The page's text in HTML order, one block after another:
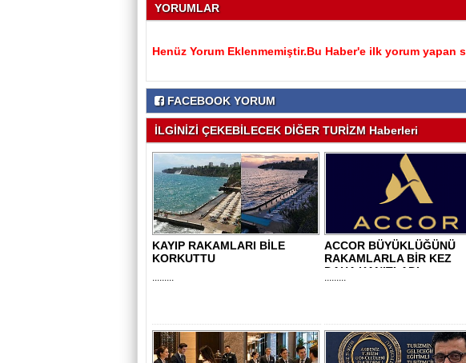
YORUMLAR
Henüz Yorum Eklenmemiştir.Bu Haber'e ilk yorum yapan
FACEBOOK YORUM
İLGİNİZİ ÇEKEBİLECEK DİĞER TURİZM Haberleri
KAYIP RAKAMLARI BİLE
KORKUTTU
.........
ACCOR BÜYÜKLÜĞÜNÜ
RAKAMLARLA BİR KEZ
DAHA KANITLADI
.........